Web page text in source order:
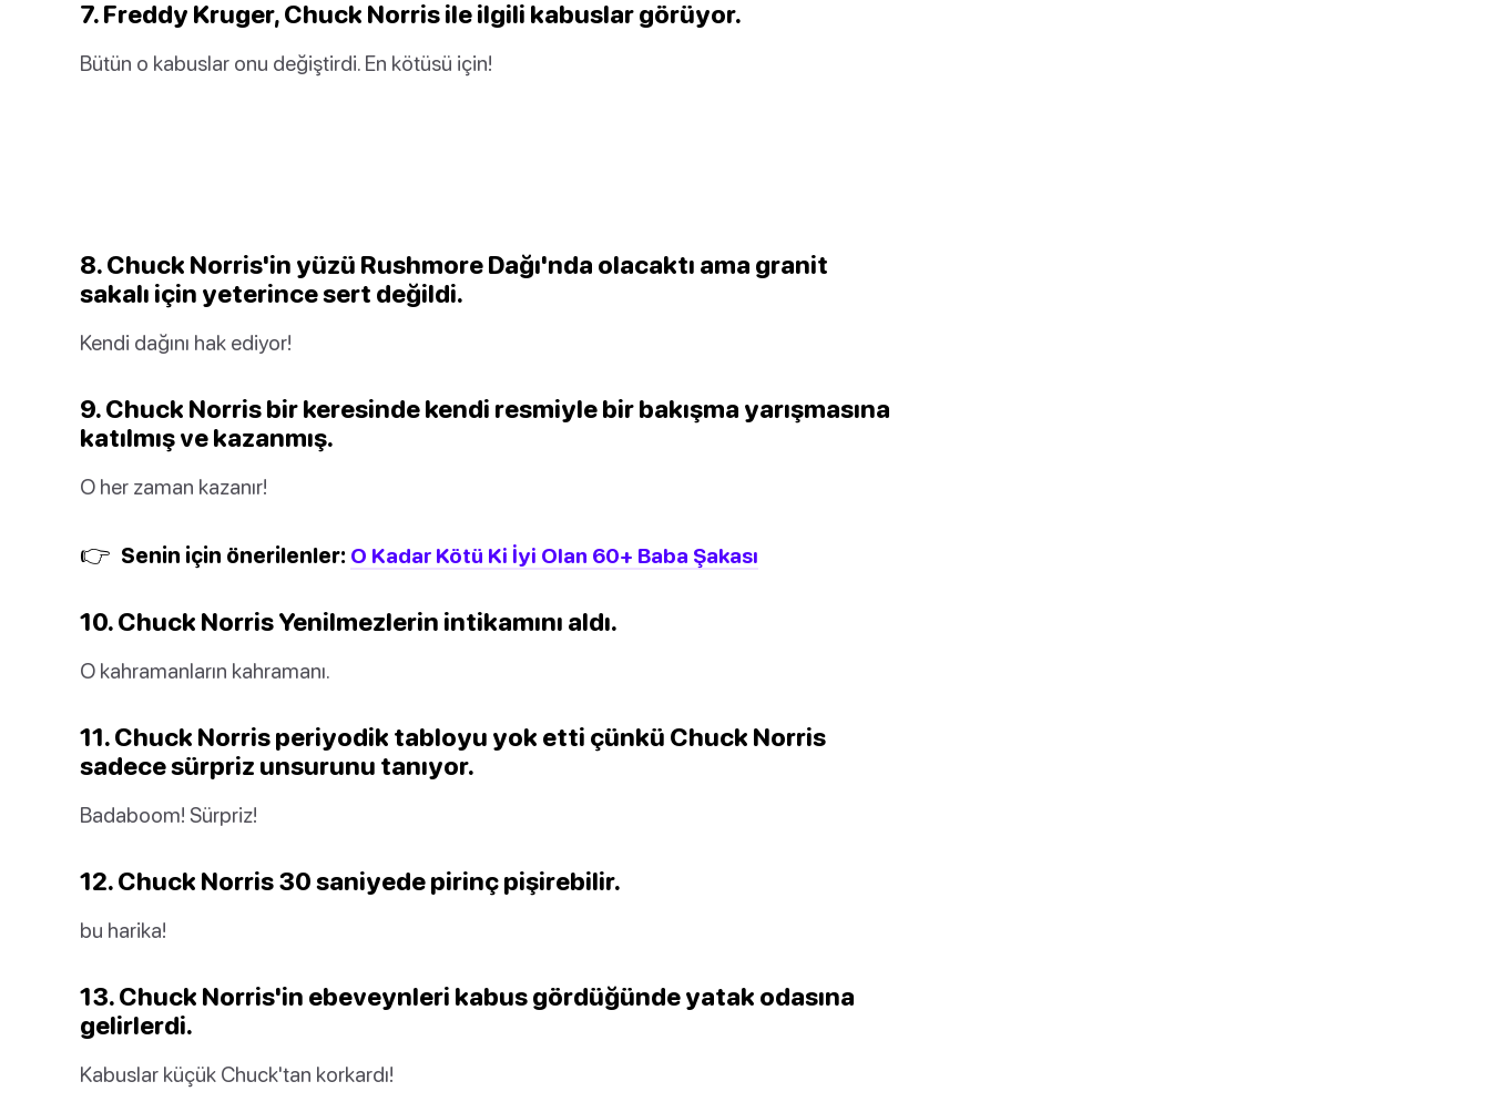
7. Freddy Kruger, Chuck Norris ile ilgili kabuslar görüyor.
Bütün o kabuslar onu değiştirdi. En kötüsü için!
8. Chuck Norris'in yüzü Rushmore Dağı'nda olacaktı ama granit
sakalı için yeterince sert değildi.
Kendi dağını hak ediyor!
9. Chuck Norris bir keresinde kendi resmiyle bir bakışma yarışmasına
katılmış ve kazanmış.
O her zaman kazanır!
👉 Senin için önerilenler: O Kadar Kötü Ki İyi Olan 60+ Baba Şakası
10. Chuck Norris Yenilmezlerin intikamını aldı.
O kahramanların kahramanı.
11. Chuck Norris periyodik tabloyu yok etti çünkü Chuck Norris
sadece sürpriz unsurunu tanıyor.
Badaboom! Sürpriz!
12. Chuck Norris 30 saniyede pirinç pişirebilir.
bu harika!
13. Chuck Norris'in ebeveynleri kabus gördüğünde yatak odasına
gelirlerdi.
Kabuslar küçük Chuck'tan korkardı!